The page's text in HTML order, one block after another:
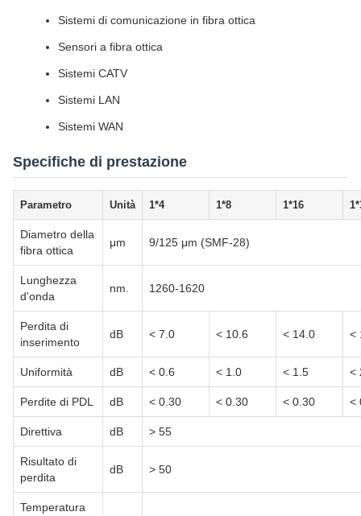
Sistemi di comunicazione in fibra ottica
Sensori a fibra ottica
Sistemi CATV
Sistemi LAN
Sistemi WAN
Specifiche di prestazione
Parametro Unità 1*4 1*8 1*16
Diametro della
fibra ottica
μm 9/125 μm (SMF-28)
Lunghezza
d'onda
nm. 1260-1620
Perdita di
inserimento
dB < 7.0 < 10.6 < 14.0 <
Uniformità dB < 0.6 < 1.0 < 1.5 <
Perdite di PDL dB < 0.30 < 0.30 < 0.30 <
Direttiva dB > 55
Risultato di
perdita
dB > 50
Temperatura